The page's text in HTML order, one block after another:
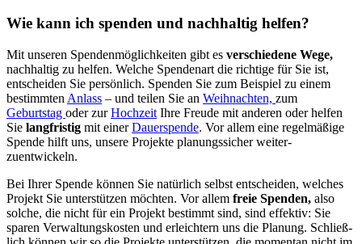
Wie kann ich spenden und nach­haltig helfen?
Mit unseren Spenden­möglich­keiten gibt es verschie­dene Wege,
nach­haltig zu helfen. Welche Spenden­art die richtige für Sie ist,
entscheiden Sie persön­lich. Spenden Sie zum Beispiel zu einem
bestimmten Anlass – und teilen Sie an Weihnachten, zum
Geburtstag oder zurHochzeit Ihre Freude mit anderen oder helfen
Sie lang­fristig mit einerDauerspende. Vor allem eine regel­mäßige
Spende hilft uns, unsere Projekte planungs­sicher weiter­
zuentwickeln.
Bei Ihrer Spende können Sie natürlich selbst ent­scheiden, welches
Projekt Sie unter­stützen möchten. Vor allem freie Spenden, also
solche, die nicht für ein Projekt bestimmt sind, sind effektiv: Sie
sparen Verwaltungs­kosten und erleich­tern uns die Planung. Schließ­